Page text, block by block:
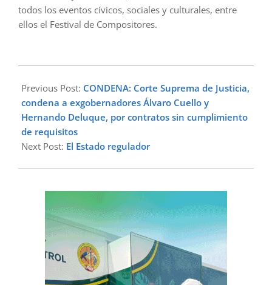
todos los eventos cívicos, sociales y culturales, entre
ellos el Festival de Compositores.
02-
06
Previous Post: CONDENA: Corte Suprema de Justicia,
condena a exgobernadores Álvaro Cuello y
Hernando Deluque, por contratos sin cumplimiento
de requisitos
Next Post: El Estado regulador